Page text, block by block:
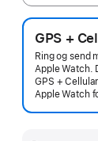
GPS +
Ring og send
Apple Watch.
GPS +
Apple Watch